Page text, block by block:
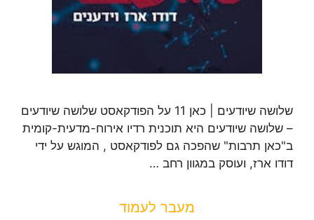
שלושה שיודעים | כאן 11 על הפודקאסט שלושה שיודעים
– שלושה שיודעים היא תוכנית רדיו אירוח-מדעית-קומית
ב"כאן תרבות" שהפכה גם לפודקאסט , המוגש על ידי
דודו ארז, ועוסק במגוון רחב …
מעבר לעמוד